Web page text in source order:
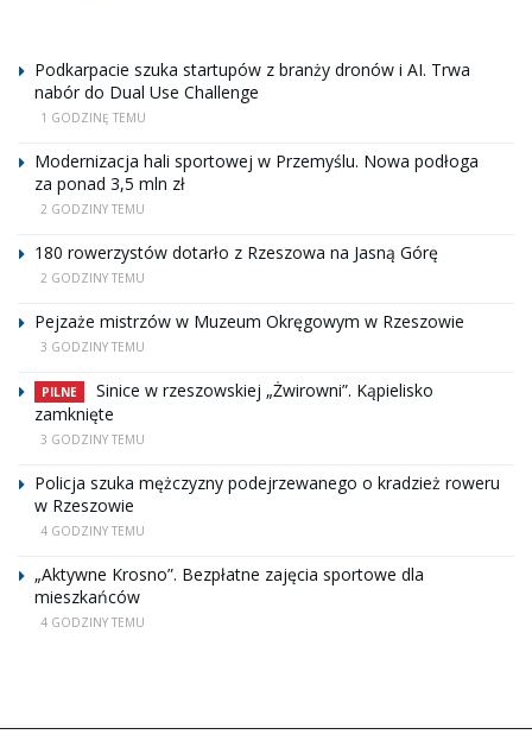
Podkarpacie szuka startupów z branży dronów i AI. Trwa
nabór do Dual Use Challenge
1 GODZINĘ TEMU
Modernizacja hali sportowej w Przemyślu. Nowa podłoga
za ponad 3,5 mln zł
2 GODZINY TEMU
180 rowerzystów dotarło z Rzeszowa na Jasną Górę
2 GODZINY TEMU
Pejzaże mistrzów w Muzeum Okręgowym w Rzeszowie
3 GODZINY TEMU
PILNE
Sinice w rzeszowskiej „Żwirowni”. Kąpielisko
zamknięte
3 GODZINY TEMU
Policja szuka mężczyzny podejrzewanego o kradzież roweru
w Rzeszowie
4 GODZINY TEMU
„Aktywne Krosno”. Bezpłatne zajęcia sportowe dla
mieszkańców
4 GODZINY TEMU